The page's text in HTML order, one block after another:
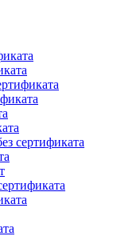
сертификата